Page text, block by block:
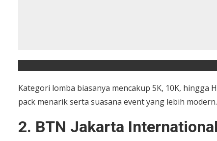
Kategori lomba biasanya mencakup 5K, 10K,
pack menarik serta suasana event yang lebih modern.
2. BTN Jakarta